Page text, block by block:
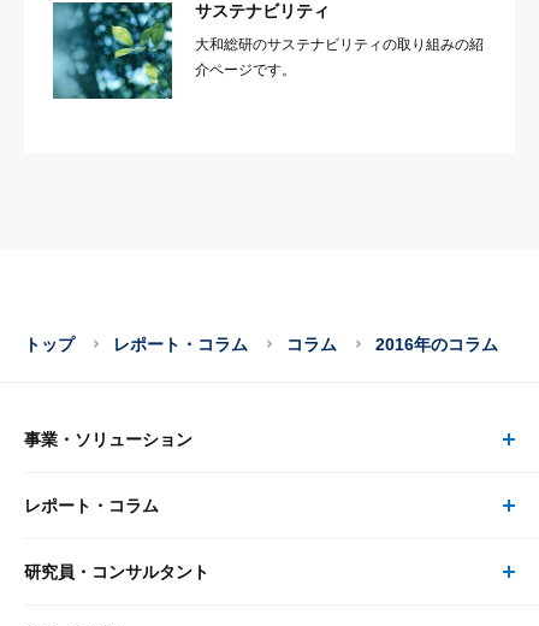
サステナビリティ
大和総研のサステナビリティの取り組みの紹
介ページです。
トップ レポート・コラム コラム 2016年のコラム
事業・ソリューション
事業・ソリューション トップ
リサーチ
レポート・コラム
レポート・コラム トップ
研究員・コンサルタント